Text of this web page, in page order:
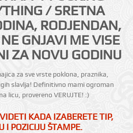
/ SRETNA
RODJENDAN,
GNJAVI ME VISE
ZA NOVU GODINU
za sve vrste poklona, praznika,
slavlja! Definitivno mami ogroman
licu, provereno VERUJTE! :)
KADA IZABERETE TIP,
I POZICIJU ŠTAMPE.